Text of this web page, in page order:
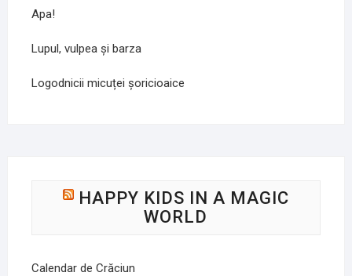
Apa!
Lupul, vulpea și barza
Logodnicii micuței șoricioaice
HAPPY KIDS IN A MAGIC
WORLD
Calendar de Crăciun